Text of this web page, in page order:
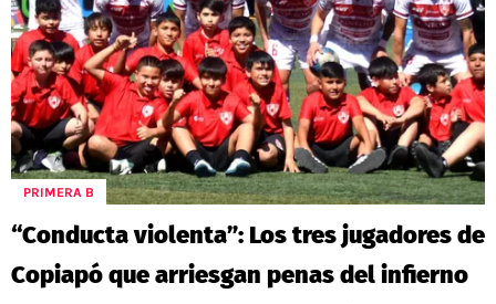
PRIMERA B
“Conducta violenta”: Los tres jugadores de
Copiapó que arriesgan penas del infierno